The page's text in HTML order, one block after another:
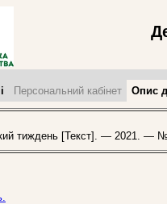
Персональний кабінет Опис
тиждень [Текст]. — 2021. —